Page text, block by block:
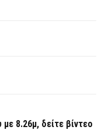
8.26μ, δείτε βίντεο